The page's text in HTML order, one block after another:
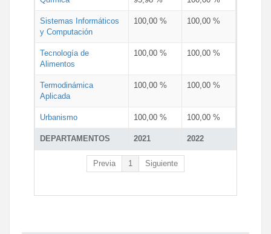
DEPARTAMENTOS 2021 2022
Sistemas Informáticos
y Computación
100,00 % 100,00 %
Tecnología de
Alimentos
100,00 % 100,00 %
Termodinámica
Aplicada
100,00 % 100,00 %
Urbanismo 100,00 % 100,00 %
Previa 1 Siguiente